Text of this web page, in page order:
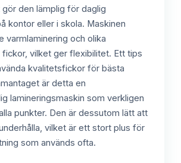
den lämplig för daglig
kontor eller i skola. Maskinen
varmlaminering och olika
vilket ger flexibilitet. Ett tips
kvalitetsfickor för bästa
är detta en
lamineringsmaskin som verkligen
punkter. Den är dessutom lätt att
vilket är ett stort plus för
som används ofta.